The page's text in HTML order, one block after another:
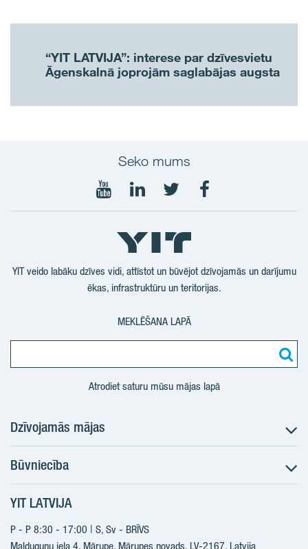
“YIT LATVIJA”: interese par dzīvesvietu
Āgenskalnā joprojām saglabājas augsta
Seko mums
Seko
mums
YouTube
Seko
mums
LinkedIn
Seko
mums
Twitter
Seko
YIT veido labāku dzīves vidi, attīstot un būvējot dzīvojamās un darījumu
ēkas, infrastruktūru un teritorijas.
MEKLĒŠANA LAPĀ
Atrodiet saturu mūsu mājas lapā
Dzīvojamās mājas
Meklēt dzīvokli
Nākotnes projekti
Pārdošanas informācija
YIT Plus
Būvniecība
Būvniecība
Jaunie projekti
Realizētie projekti
YIT LATVIJA
P - P 8:30 - 17:00 | S, Sv - BRĪVS
Malduguņu iela 4, Mārupe, Mārupes novads, LV-2167, Latvija